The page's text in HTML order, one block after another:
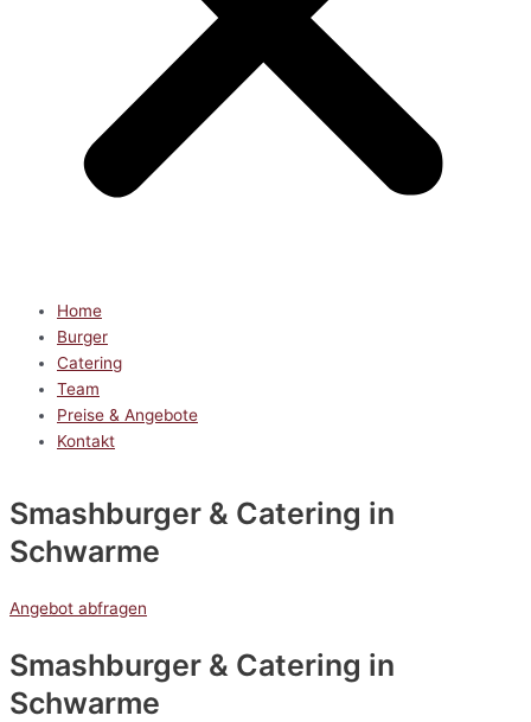
Home
Burger
Catering
Team
Preise & Angebote
Kontakt
Smashburger & Catering in
Schwarme
Angebot abfragen
Smashburger & Catering in
Schwarme